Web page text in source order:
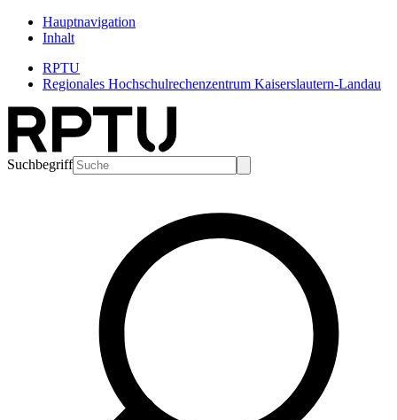
Hauptnavigation
Inhalt
RPTU
Regionales Hochschulrechenzentrum Kaiserslautern-Landau
Suchbegriff